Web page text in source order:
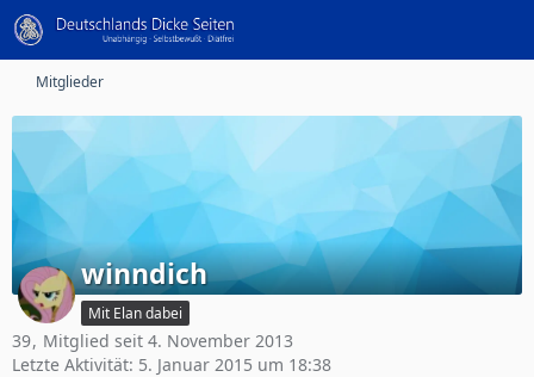
Mitglieder
winndich
Mit Elan dabei
39 Mitglied seit 4. November 2013
Letzte Aktivität: 5. Januar 2015 um 18:38